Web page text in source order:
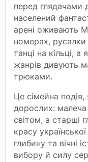
перед глядачами
населений
арені оживають
номерах,
танці на кільці, а
жанрів дивують
трюками.
Це сімейна
дорослих:
світом, а старші
красу української
глибину та вічні
вибору й силу